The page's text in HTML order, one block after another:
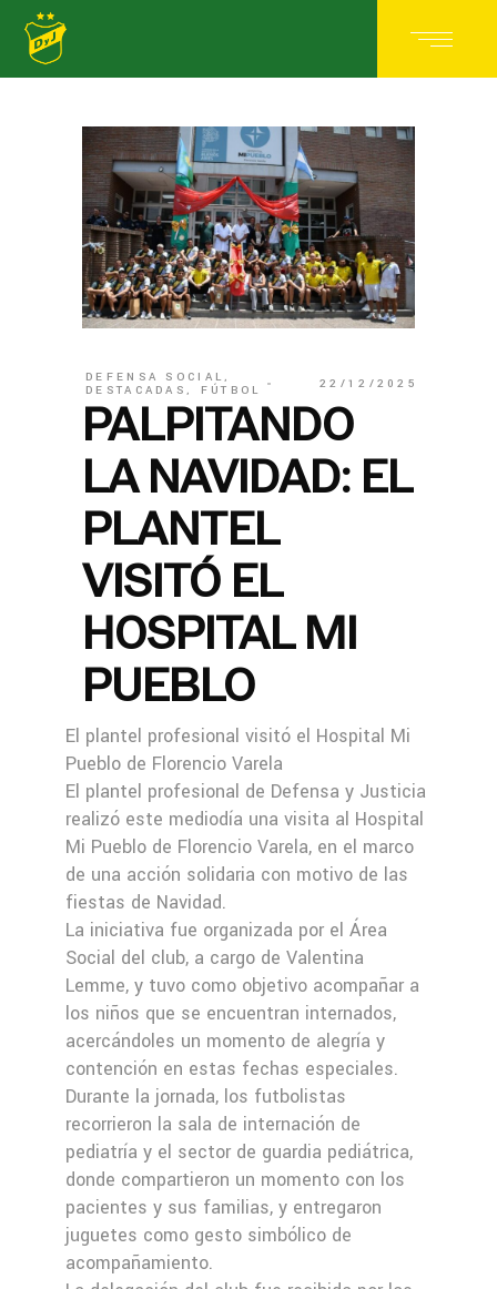
DEFENSA SOCIAL ,
DESTACADAS , FÚTBOL 22/12/2025
PALPITANDO
LA NAVIDAD: EL
PLANTEL
VISITÓ EL
HOSPITAL MI
PUEBLO
El plantel profesional visitó el Hospital Mi
Pueblo de Florencio Varela
El plantel profesional de Defensa y Justicia
realizó este mediodía una visita al Hospital
Mi Pueblo de Florencio Varela, en el marco
de una acción solidaria con motivo de las
fiestas de Navidad.
La iniciativa fue organizada por el Área
Social del club, a cargo de Valentina
Lemme, y tuvo como objetivo acompañar a
los niños que se encuentran internados,
acercándoles un momento de alegría y
contención en estas fechas especiales.
Durante la jornada, los futbolistas
recorrieron la sala de internación de
pediatría y el sector de guardia pediátrica,
donde compartieron un momento con los
pacientes y sus familias, y entregaron
juguetes como gesto simbólico de
acompañamiento.